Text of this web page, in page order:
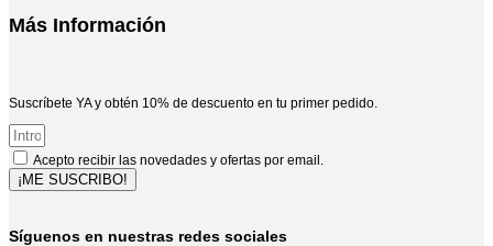
Más Información
Suscríbete YA y obtén 10% de descuento en tu primer pedido.
Acepto recibir las novedades y ofertas por email.
¡ME SUSCRIBO!
Síguenos en nuestras redes sociales